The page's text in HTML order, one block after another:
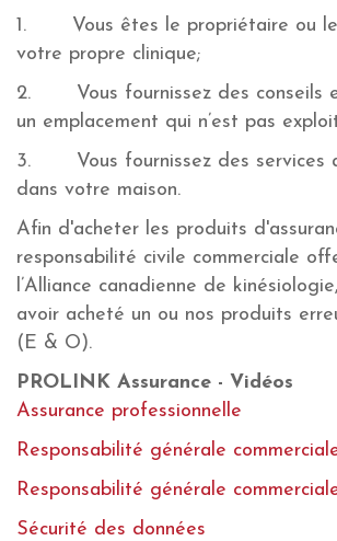
1. Vous êtes le propriétaire ou le
votre propre clinique;
2. Vous fournissez des conseils
un emplacement qui n’est pas
3. Vous fournissez des services
dans votre maison.
Afin d'acheter les produits
responsabilité civile commerciale
l’Alliance canadienne de
avoir acheté un ou nos produits
(E & O).
PROLINK Assurance - Vidéos
Assurance professionnelle
Responsabilité générale
Responsabilité générale
Sécurité des données